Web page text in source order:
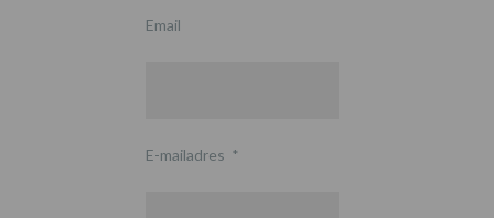
Email
E-mailadres *